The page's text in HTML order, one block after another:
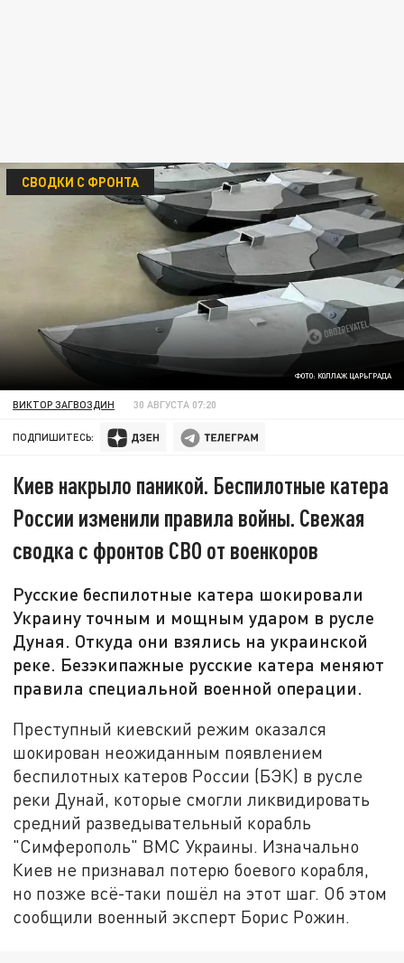
ФОТО: КОЛЛАЖ ЦАРЬГРАДА
СВОДКИ С ФРОНТА
ВИКТОР ЗАГВОЗДИН 30 АВГУСТА 07:20
ПОДПИШИТЕСЬ:
Киев накрыло паникой. Беспилотные катера
России изменили правила войны. Свежая
сводка с фронтов СВО от военкоров
Русские беспилотные катера шокировали
Украину точным и мощным ударом в русле
Дуная. Откуда они взялись на украинской
реке. Безэкипажные русские катера меняют
правила специальной военной операции.
Преступный киевский режим оказался
шокирован неожиданным появлением
беспилотных катеров России (БЭК) в русле
реки Дунай, которые смогли ликвидировать
средний разведывательный корабль
"Симферополь" ВМС Украины. Изначально
Киев не признавал потерю боевого корабля,
но позже всё-таки пошёл на этот шаг. Об этом
сообщили военный эксперт Борис Рожин.